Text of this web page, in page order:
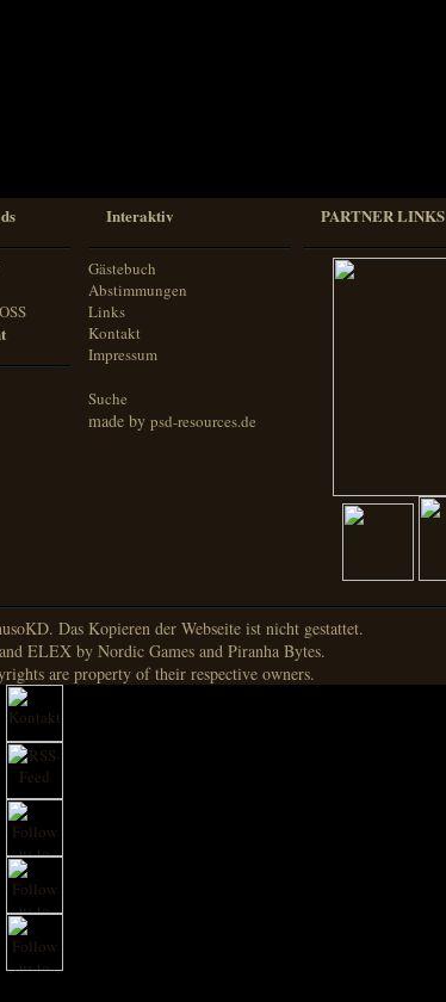
Interaktiv
Gästebuch
Abstimmungen
Links
Kontakt
Impressum
Suche
made by psd-resources.de
PARTNER LINKS
Das Kopieren der Webseite ist nicht gestattet.
ELEX by Nordic Games and Piranha Bytes.
are property of their respective owners.